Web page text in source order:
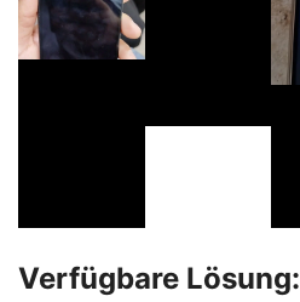
Verfügbare Lösung: